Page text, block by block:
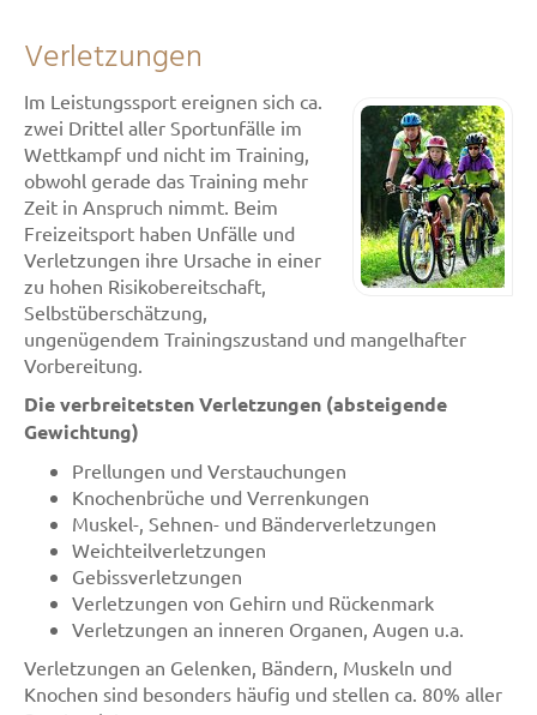
Verletzungen
Im Leistungssport ereignen sich ca.
zwei Drittel aller Sportunfälle im
Wettkampf und nicht im Training,
obwohl gerade das Training mehr
Zeit in Anspruch nimmt. Beim
Freizeitsport haben Unfälle und
Verletzungen ihre Ursache in einer
zu hohen Risikobereitschaft,
Selbstüberschätzung,
ungenügendem Trainingszustand und mangelhafter
Vorbereitung.
Die verbreitetsten Verletzungen (absteigende
Gewichtung)
Prellungen und Verstauchungen
Knochenbrüche und Verrenkungen
Muskel-, Sehnen- und Bänderverletzungen
Weichteilverletzungen
Gebissverletzungen
Verletzungen von Gehirn und Rückenmark
Verletzungen an inneren Organen, Augen u.a.
Verletzungen an Gelenken, Bändern, Muskeln und
Knochen sind besonders häufig und stellen ca. 80% aller